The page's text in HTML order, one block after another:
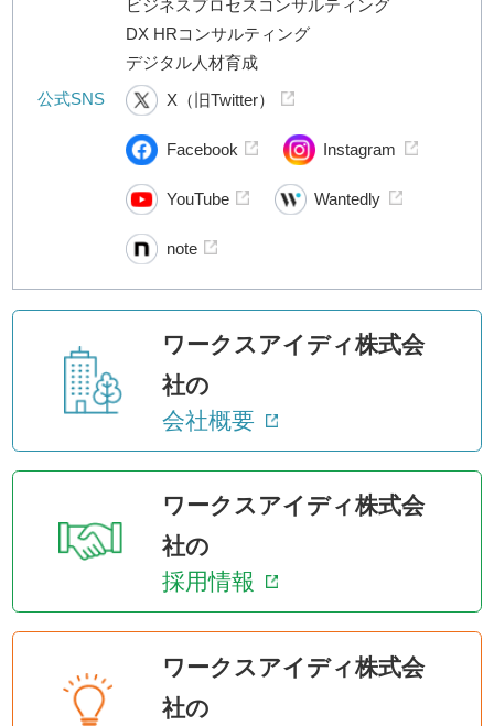
ビジネスプロセスコンサルティング
DX HRコンサルティング
デジタル人材育成
公式SNS
X（旧Twitter）
Facebook Instagram
YouTube Wantedly
note
ワークスアイディ株式会
社の
会社概要
ワークスアイディ株式会
社の
採用情報
ワークスアイディ株式会
社の